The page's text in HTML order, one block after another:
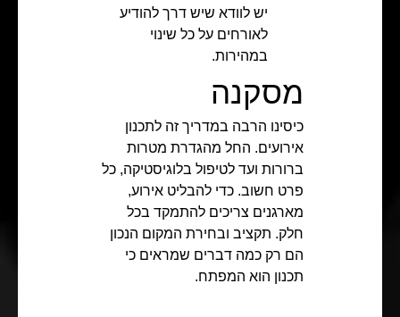
יש לוודא שיש דרך להודיע
לאורחים על כל שינוי
במהירות.
מסקנה
כיסינו הרבה במדריך זה לתכנון
אירועים. החל מהגדרת מטרות
ברורות ועד לטיפול בלוגיסטיקה, כל
פרט חשוב. כדי להבליט אירוע,
מארגנים צריכים להתמקד בכל
חלק. תקציב ובחירת המקום הנכון
הם רק כמה דברים שמראים כי
תכנון הוא המפתח.